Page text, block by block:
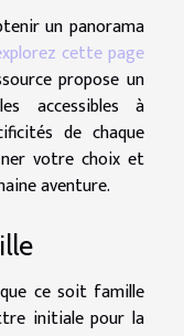
un panorama
cette page
propose un
accessibles à
de chaque
votre choix et
aventure.
ce soit famille
initiale pour la